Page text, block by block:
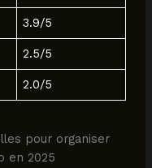
3.9/5
2.5/5
2.0/5
pour organiser
en 2025